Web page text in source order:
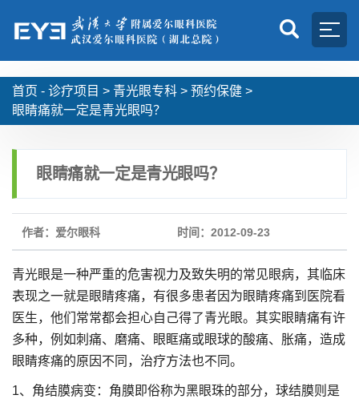
首页 - 诊疗项目 > 青光眼专科 > 预约保健 >
眼睛痛就一定是青光眼吗？
眼睛痛就一定是青光眼吗？
作者：爱尔眼科 时间：2012-09-23
青光眼是一种严重的危害视力及致失明的常见眼病，其临床
表现之一就是眼睛疼痛，有很多患者因为眼睛疼痛到医院看
医生，他们常常都会担心自己得了青光眼。其实眼睛痛有许
多种，例如刺痛、磨痛、眼眶痛或眼球的酸痛、胀痛，造成
眼睛疼痛的原因不同，治疗方法也不同。
1、角结膜病变：角膜即俗称为黑眼珠的部分，球结膜则是